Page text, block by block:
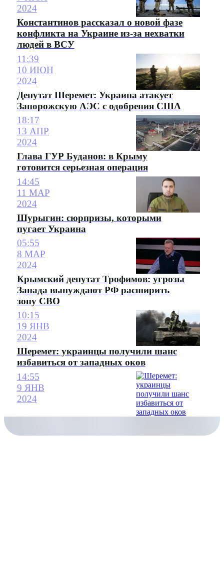
2024
Константинов рассказал о новой фазе
конфликта на Украине из-за нехватки
людей в ВСУ
11:39
10 ИЮН
2024
Депутат Шеремет: Украина атакует
Запорожскую АЭС с одобрения США
18:17
13 АПР
2024
Глава ГУР Буданов: в Крыму
готовится серьезная операция
14:45
11 МАР
2024
Шурыгин: сюрпризы, которыми
пугает Украина
05:55
8 МАР
2024
Крымский депутат Трофимов: угрозы
Запада вынуждают РФ расширить
зону СВО
10:15
19 ЯНВ
2024
Шеремет: украинцы получили шанс
избавиться от западных оков
14:55
9 ЯНВ
2024